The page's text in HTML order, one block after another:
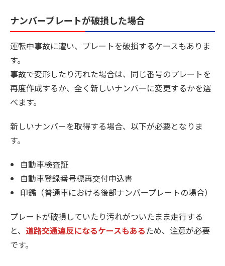
ナンバープレートが破損した場合
運転中事故に遭い、プレートを破損するケースもありま
す。
事故で変形したり汚れた場合は、同じ番号のプレートを
再度作成するか、全く新しいナンバーに変更するかを選
べます。
新しいナンバーを取得する場合、以下が必要となりま
す。
自動車検査証
自動車登録番号標再交付申込書
印鑑（普通車における後部ナンバープレートの場合）
プレートが破損していたり汚れがついたまま走行する
と、 道路交通違反になるケースもあるため、注意が必要
です。